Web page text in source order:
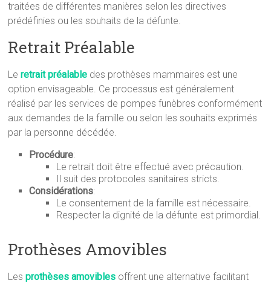
traitées de différentes manières selon les directives
prédéfinies ou les souhaits de la défunte.
Retrait Préalable
Leretrait préalable des prothèses mammaires est une
option envisageable. Ce processus est généralement
réalisé par les services de pompes funèbres conformément
aux demandes de la famille ou selon les souhaits exprimés
par la personne décédée.
Procédure:
Le retrait doit être effectué avec précaution.
Il suit des protocoles sanitaires stricts.
Considérations:
Le consentement de la famille est nécessaire.
Respecter la dignité de la défunte est primordial.
Prothèses Amovibles
Lesprothèses amovibles offrent une alternative facilitant